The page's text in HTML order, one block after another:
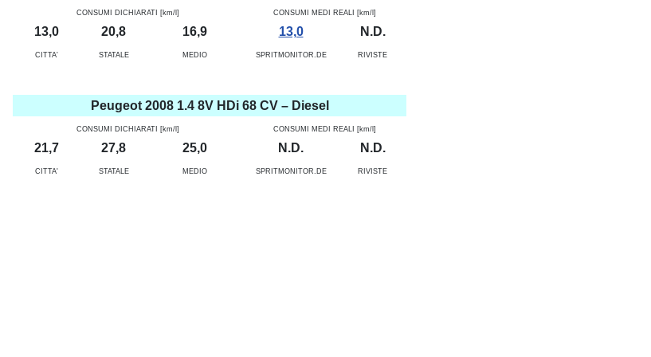
CONSUMI DICHIARATI [km/l] CONSUMI MEDI REALI [km/l]
13,0 20,8 16,9 13,0 N.D.
CITTA' STATALE MEDIO SPRITMONITOR.DE RIVISTE
Peugeot 2008 1.4 8V HDi 68 CV – Diesel
CONSUMI DICHIARATI [km/l] CONSUMI MEDI REALI [km/l]
21,7 27,8 25,0 N.D. N.D.
CITTA' STATALE MEDIO SPRITMONITOR.DE RIVISTE